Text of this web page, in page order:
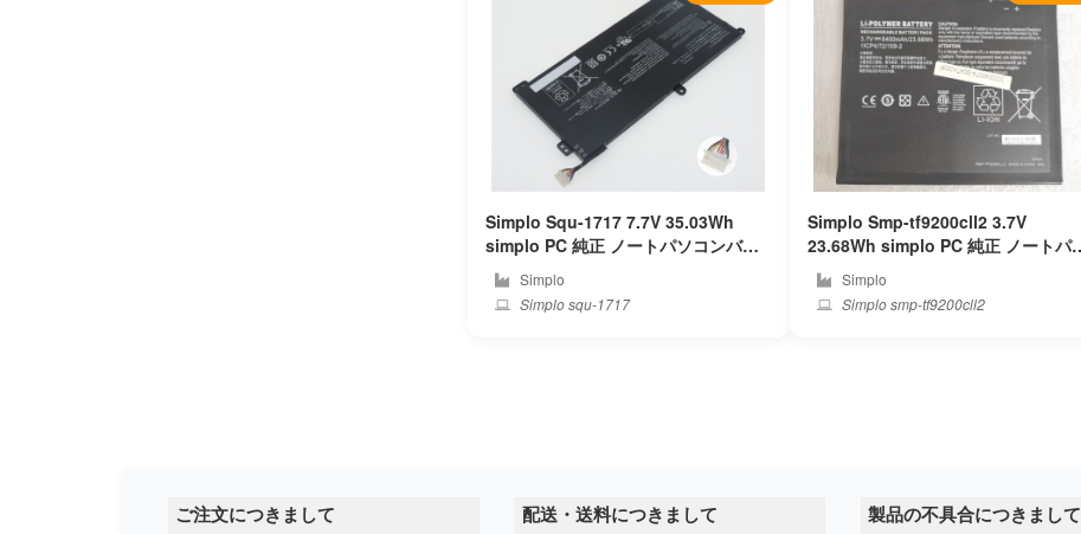
Simplo Squ-1717 7.7V 35.03Wh
simplo PC 純正 ノートパソコンバッ
テリーSimplo
Simplo squ-1717
Simplo Smp-tf9200cll2 3.7V
23.68Wh simplo PC 純正 ノートパソ
コンバッテリー
Simplo
Simplo smp-tf9200cll2
ご注文につきまして 配送・送料につきまして 製品の不具合につきまして